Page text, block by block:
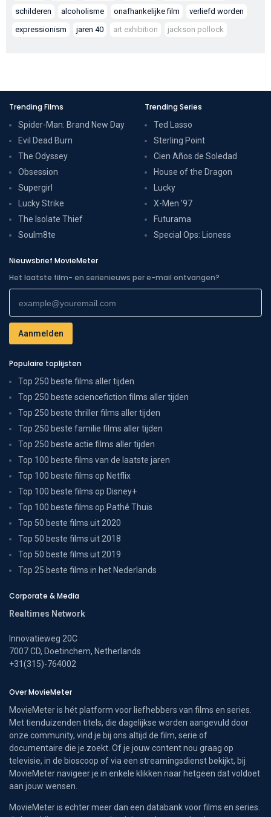
schilderen
alcoholisme onafhankelijke film
verliefd worden
expressionism
jaren 40 art exhibition jackson pollock
Trending Films
Spider-Man: Brand New Day
Evil Dead Burn
The Odyssey
Obsession
Supergirl
Lucky Strike
The Isolate Thief
Soulm8te
Trending Series
Ted Lasso
Sterling Point
Cien Años de Soledad
House of the Dragon
Lucky
X-Men '97
Futurama
Special Ops: Lioness
Nieuwsbrief MovieMeter
Het laatste film- en serienieuws per e-mail ontvangen?
Populaire toplijsten
Top 250 beste films aller tijden
Top 250 beste sciencefiction films aller tijden
Top 250 beste thriller films aller tijden
Top 250 beste familie films aller tijden
Top 250 beste actie films aller tijden
Top 100 beste films van de laatste jaren
Top 100 beste films op Netflix
Top 100 beste films op Disney+
Top 100 beste films op Pathé Thuis
Top 50 beste films uit 2020
Top 50 beste films uit 2018
Top 50 beste films uit 2019
Top 25 beste films in het Nederlands
Corporate & Media
Realtimes Network
Innovatieweg 20C
7007 CD, Doetinchem, Netherlands
+31(315)-764002
Over MovieMeter
MovieMeter is hét platform voor liefhebbers van films en series.
Met tienduizenden titels, die dagelijkse worden aangevuld door
onze community, vind je bij ons altijd de film, serie of
documentaire die je zoekt. Of je jouw content nou graag op
televisie, in de bioscoop of via een streamingsdienst bekijkt, bij
MovieMeter navigeer je in enkele klikken naar hetgeen dat voldoet
aan jouw wensen.
MovieMeter is echter meer dan een databank voor films en series.